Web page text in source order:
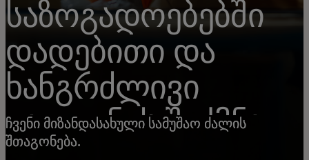
საზოგადოებებში
დადებითი და
ხანგრძლივი
გავლენის შექმნა
ჩვენი მიზანდასახული სამუშაო ძალის
შთაგონება.